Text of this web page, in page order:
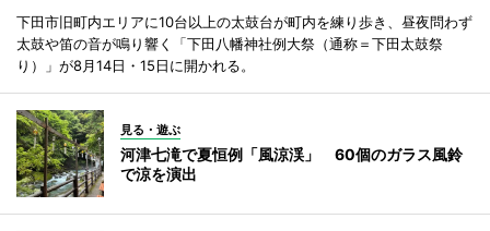
下田市旧町内エリアに10台以上の太鼓台が町内を練り歩き、昼夜問わず
太鼓や笛の音が鳴り響く「下田八幡神社例大祭（通称＝下田太鼓祭
り）」が8月14日・15日に開かれる。
見る・遊ぶ
河津七滝で夏恒例「風涼渓」 60個のガラス風鈴
で涼を演出